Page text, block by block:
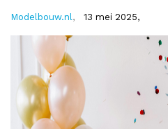
Modelbouw.nl , 13 mei 2025,